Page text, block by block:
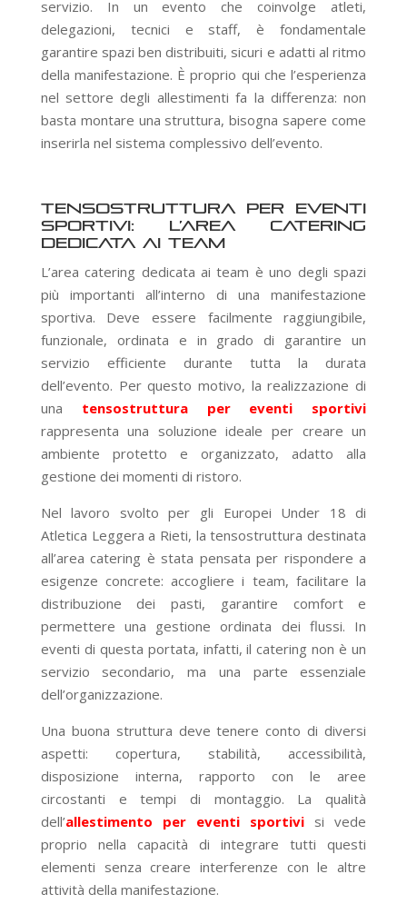
servizio. In un evento che coinvolge atleti,
delegazioni, tecnici e staff, è fondamentale
garantire spazi ben distribuiti, sicuri e adatti al ritmo
della manifestazione. È proprio qui che l’esperienza
nel settore degli allestimenti fa la differenza: non
basta montare una struttura, bisogna sapere come
inserirla nel sistema complessivo dell’evento.
Tensostruttura per eventi
sportivi: l’area catering
dedicata ai team
L’area catering dedicata ai team è uno degli spazi
più importanti all’interno di una manifestazione
sportiva. Deve essere facilmente raggiungibile,
funzionale, ordinata e in grado di garantire un
servizio efficiente durante tutta la durata
dell’evento. Per questo motivo, la realizzazione di
una tensostruttura per eventi sportivi
rappresenta una soluzione ideale per creare un
ambiente protetto e organizzato, adatto alla
gestione dei momenti di ristoro.
Nel lavoro svolto per gli Europei Under 18 di
Atletica Leggera a Rieti, la tensostruttura destinata
all’area catering è stata pensata per rispondere a
esigenze concrete: accogliere i team, facilitare la
distribuzione dei pasti, garantire comfort e
permettere una gestione ordinata dei flussi. In
eventi di questa portata, infatti, il catering non è un
servizio secondario, ma una parte essenziale
dell’organizzazione.
Una buona struttura deve tenere conto di diversi
aspetti: copertura, stabilità, accessibilità,
disposizione interna, rapporto con le aree
circostanti e tempi di montaggio. La qualità
dell’allestimento per eventi sportivi si vede
proprio nella capacità di integrare tutti questi
elementi senza creare interferenze con le altre
attività della manifestazione.